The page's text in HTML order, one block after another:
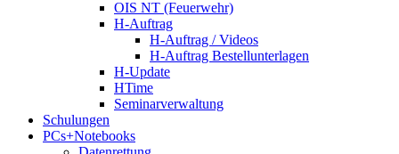
OIS NT (Feuerwehr)
H-Auftrag
H-Auftrag / Videos
H-Auftrag Bestellunterlagen
H-Update
HTime
Seminarverwaltung
Schulungen
PCs+Notebooks